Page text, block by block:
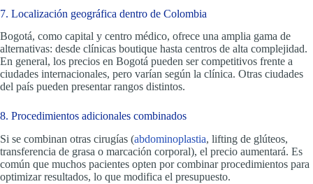
7. Localización geográfica dentro de Colombia
Bogotá, como capital y centro médico, ofrece una amplia gama de
alternativas: desde clínicas boutique hasta centros de alta complejidad.
En general, los precios en Bogotá pueden ser competitivos frente a
ciudades internacionales, pero varían según la clínica. Otras ciudades
del país pueden presentar rangos distintos.
8. Procedimientos adicionales combinados
Si se combinan otras cirugías (abdominoplastia, lifting de glúteos,
transferencia de grasa o marcación corporal), el precio aumentará. Es
común que muchos pacientes opten por combinar procedimientos para
optimizar resultados, lo que modifica el presupuesto.